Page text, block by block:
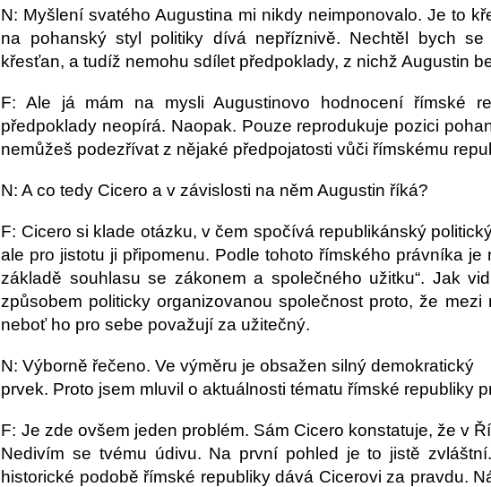
N: Myšlení svatého Augustina mi nikdy neimponovalo. Je to
na pohanský styl politiky dívá nepříznivě. Nechtěl bych
křesťan, a tudíž nemohu sdílet předpoklady, z nichž Augustin
F: Ale já mám na mysli Augustinovo hodnocení římské
předpoklady neopírá. Naopak. Pouze reprodukuje pozici
nemůžeš podezřívat z nějaké předpojatosti vůči římskému
N: A co tedy Cicero a v závislosti na něm Augustin říká?
F: Cicero si klade otázku, v čem spočívá republikánský
ale pro jistotu ji připomenu. Podle tohoto římského právníka
základě souhlasu se zákonem a společného užitku“. Jak
způsobem politicky organizovanou společnost proto, že
neboť ho pro sebe považují za užitečný.
N: Výborně řečeno. Ve výměru je obsažen silný demokratický
prvek. Proto jsem mluvil o aktuálnosti tématu římské republiky
F: Je zde ovšem jeden problém. Sám Cicero konstatuje, že v
Nedivím se tvému údivu. Na první pohled je to jistě
historické podobě římské republiky dává Cicerovi za pravdu.